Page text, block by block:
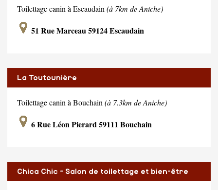
Toilettage canin à Escaudain (à 7km de Aniche)
51 Rue Marceau 59124 Escaudain
La Toutounière
Toilettage canin à Bouchain (à 7.3km de Aniche)
6 Rue Léon Pierard 59111 Bouchain
Chica Chic - Salon de toilettage et bien-être